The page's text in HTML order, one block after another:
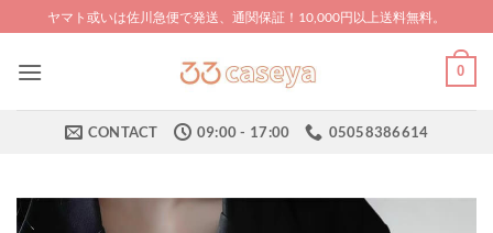
to
content
ヤマト或いは佐川急便で発送、通関保証！10,000円以上送料無料。
0
CONTACT 09:00 - 17:00 05058386614